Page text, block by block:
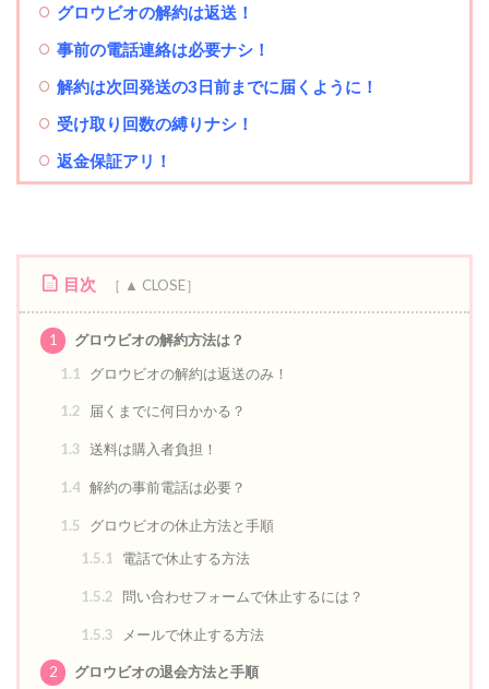
グロウビオの解約は返送！
事前の電話連絡は必要ナシ！
解約は次回発送の3日前までに届くように！
受け取り回数の縛りナシ！
返金保証アリ！
目次
1
グロウビオの解約方法は？
1.1
グロウビオの解約は返送のみ！
1.2 届くまでに何日かかる？
1.3 送料は購入者負担！
1.4 解約の事前電話は必要？
1.5
グロウビオの休止方法と手順
1.5.1
電話で休止する方法
1.5.2 問い合わせフォームで休止するには？
1.5.3 メールで休止する方法
2
グロウビオの退会方法と手順